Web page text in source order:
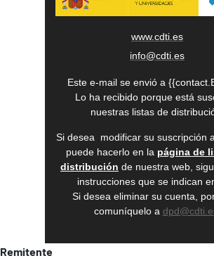
www.cdti.es
info@cdti.es
Este e-mail se envió a
Lo ha recibido porque está
nuestras listas de
Si desea modificar su suscripción
puede hacerlo en la página de
distribución de nuestra web,
instrucciones que se indican
Si desea eliminar su cuenta,
comuníquelo a
Remitente